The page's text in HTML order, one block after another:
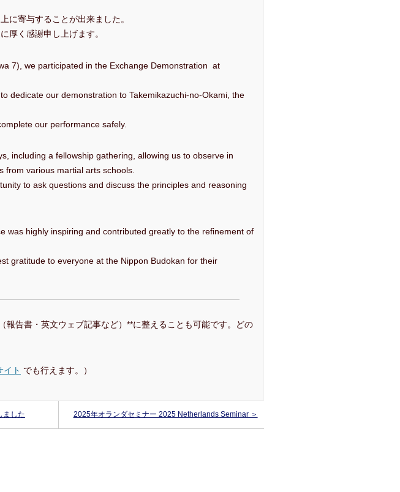
に寄与することが出来ました。
厚く感謝申し上げます。
7), we participated in the Exchange Demonstration at
dedicate our demonstration to Takemikazuchi-no-Okami, the
our performance safely.
including a fellowship gathering, allowing us to observe in
from various martial arts schools.
to ask questions and discuss the principles and reasoning
was highly inspiring and contributed greatly to the refinement of
gratitude to everyone at the Nippon Budokan for their
報告書・英文ウェブ記事など）**に整えることも可能です。どの
イト でも行えます。）
ました 2025年オランダセミナー 2025 Netherlands Seminar ＞